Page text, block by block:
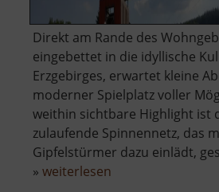
Direkt am Rande des
eingebettet in die idyllische
Erzgebirges, erwartet kleine
moderner Spielplatz voller
weithin sichtbare Highlight ist
zulaufende Spinnennetz, das
Gipfelstürmer dazu einlädt,
» weiterlesen